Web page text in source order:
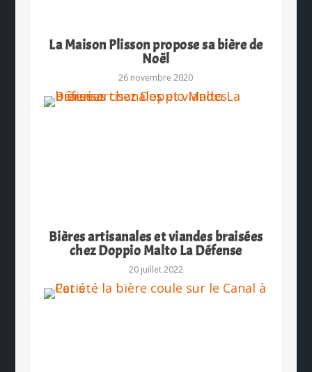
La Maison Plisson propose sa bière de
Noël
26 novembre 2020
Bières artisanales et viandes braisées
chez Doppio Malto La Défense
20 juillet 2022